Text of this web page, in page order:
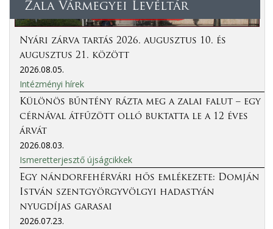
Zala Vármegyei Levéltár
Nyári zárva tartás 2026. augusztus 10. és
augusztus 21. között
2026.08.05.
Intézményi hírek
Különös bűntény rázta meg a zalai falut – egy
cérnával átfűzött olló buktatta le a 12 éves
árvát
2026.08.03.
Ismeretterjesztő újságcikkek
Egy nándorfehérvári hős emlékezete: Domján
István szentgyörgyvölgyi hadastyán
nyugdíjas garasai
2026.07.23.